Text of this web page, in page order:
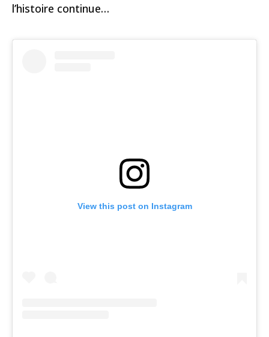
l’histoire continue…
View this post on Instagram